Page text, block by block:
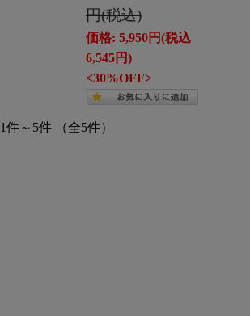
円(税込)
価格: 5,950円(税込
6,545円)
<30%OFF>
1件～5件 （全5件）